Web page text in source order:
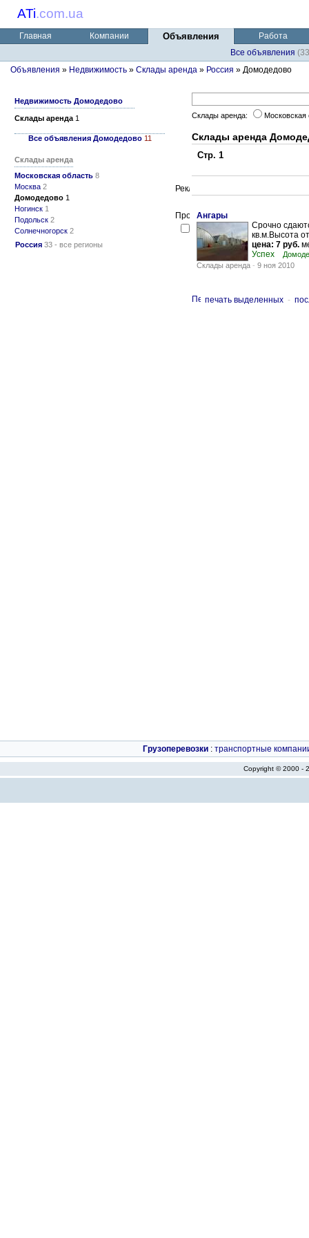
ATi.com.ua
Главная Компании Объявления
Работа
Все объявления
Объявления » Недвижимость » Склады аренда » Россия » Домодедово
Недвижимость Домодедово
Склады аренда 1
Все объявления Домодедово 11
Склады аренда
Московская область 8
Москва 2
Домодедово 1
Ногинск 1
Подольск 2
Солнечногорск 2
Россия 33 - все регионы
Склады аренда: Московская
Склады аренда
Стр. 1
Ангары
Срочно
кв.м.Высота
цена: 7 руб.
Успех
Склады аренда - 9 ноя 2010
печать выделенных -
Грузоперевозки : транспортные
Copyright © 2000 -